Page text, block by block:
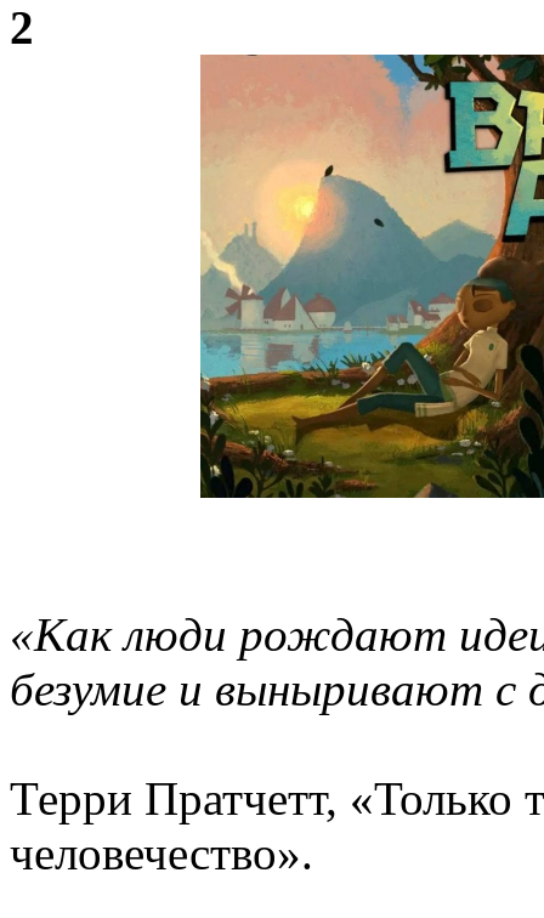
2
«Как люди рождают
безумие и выныривают с
Терри Пратчетт,
человечество».